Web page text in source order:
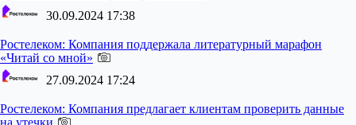
30.09.2024 17:38
Ростелеком: Компания поддержала литературный марафон
«Читай со мной»
27.09.2024 17:24
Ростелеком: Компания предлагает клиентам проверить данные